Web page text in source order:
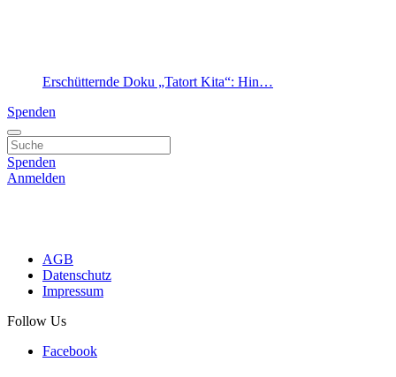
Erschütternde Doku „Tatort Kita“: Hin…
Spenden
Spenden
Anmelden
AGB
Datenschutz
Impressum
Follow Us
Facebook